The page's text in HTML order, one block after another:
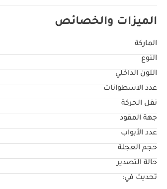
الميزات والخصائص
الماركة
النوع
اللون الداخلي
عدد الاسطوانات
نقل الحركة
جهة المقود
عدد الأبواب
حجم العجلة
حالة التصدير
تحديث في: